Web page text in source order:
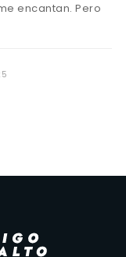
encantan. Pero